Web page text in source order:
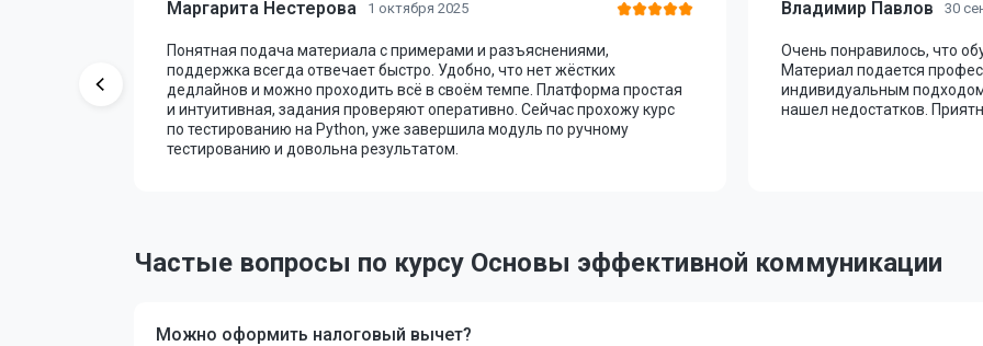
Маргарита Нестерова 1 октября 2025
Понятная подача материала с примерами и разъяснениями,
поддержка всегда отвечает быстро. Удобно, что нет жёстких
дедлайнов и можно проходить всё в своём темпе. Платформа простая
и интуитивная, задания проверяют оперативно. Сейчас прохожу курс
по тестированию на Python, уже завершила модуль по ручному
тестированию и довольна результатом.
Владимир Павлов 30
Очень понравилось, что
Материал подается
индивидуальным
нашел недостатков.
Частые вопросы по курсу Основы эффективной коммуникации
Можно оформить налоговый вычет?